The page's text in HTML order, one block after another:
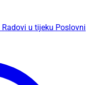
Radovi u tijeku Poslovni